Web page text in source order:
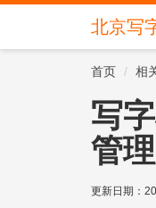
北京写
首页 相
写
管
更新日期：